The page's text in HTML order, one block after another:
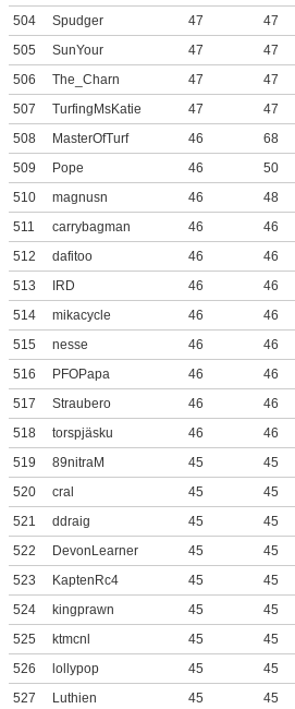
504
Spudger 47
47
505
SunYour 47
47
506
The_Charn 47
47
507
TurfingMsKatie 47
47
508
MasterOfTurf 46
68
509
Pope 46
50
510
magnusn 46
48
511
carrybagman 46
46
512
dafitoo 46
46
513
IRD 46
46
514
mikacycle 46
46
515
nesse 46
46
516
PFOPapa 46
46
517
Straubero 46
46
518
torspjäsku 46
46
519
89nitraM 45
45
520
cral 45
45
521
ddraig 45
45
522
DevonLearner 45
45
523
KaptenRc4 45
45
524
kingprawn 45
45
525
ktmcnl 45
45
526
lollypop 45
45
527
Luthien 45 45